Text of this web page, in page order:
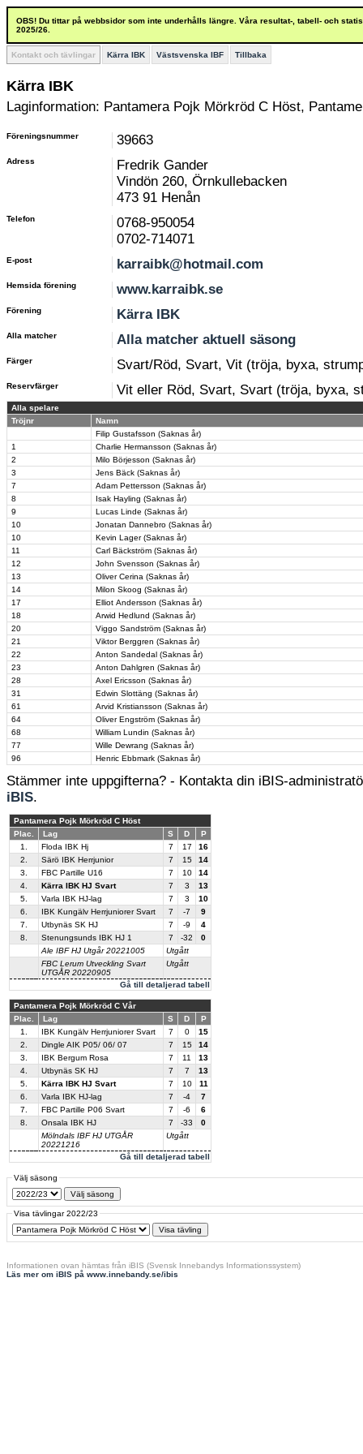
OBS! Du tittar på webbsidor som inte underhålls längre. Våra resultat-, tabell- och
2025/26.
Kontakt och tävlingar Kärra IBK Västsvenska IBF Tillbaka
Kärra IBK
Laginformation: Pantamera Pojk Mörkröd C Höst,
Föreningsnummer 39663
Adress
Fredrik Gander
Vindön 260, Örnkullebacken
473 91 Henån
Telefon
0768-950054
0702-714071
E-post karraibk@hotmail.com
Hemsida förening www.karraibk.se
Förening Kärra IBK
Alla matcher Alla matcher aktuell säsong
Färger Svart/Röd, Svart, Vit (tröja, byxa,
Reservfärger Vit eller Röd, Svart, Svart (tröja, byxa,
Alla spelare
Tröjnr
Namn
Filip Gustafsson (Saknas år)
1
Charlie Hermansson (Saknas år)
2
Milo Börjesson (Saknas år)
3
Jens Bäck (Saknas år)
7
Adam Pettersson (Saknas år)
8
Isak Hayling (Saknas år)
9
Lucas Linde (Saknas år)
10
Jonatan Dannebro (Saknas år)
10
Kevin Lager (Saknas år)
11
Carl Bäckström (Saknas år)
12
John Svensson (Saknas år)
13
Oliver Cerina (Saknas år)
14
Milon Skoog (Saknas år)
17
Elliot Andersson (Saknas år)
18
Arwid Hedlund (Saknas år)
20
Viggo Sandström (Saknas år)
21
Viktor Berggren (Saknas år)
22
Anton Sandedal (Saknas år)
23
Anton Dahlgren (Saknas år)
28
Axel Ericsson (Saknas år)
31
Edwin Slottäng (Saknas år)
61
Arvid Kristiansson (Saknas år)
64
Oliver Engström (Saknas år)
68
William Lundin (Saknas år)
77
Wille Dewrang (Saknas år)
96
Henric Ebbmark (Saknas år)
Stämmer inte uppgifterna? - Kontakta din iBIS-
iBIS.
Pantamera Pojk Mörkröd C Höst
Plac.
Lag S D P
Gå till detaljerad tabell
1. Floda IBK Hj 7 17
16
2.
Särö IBK Herrjunior 7 15
14
3.
FBC Partille U16 7 10
14
4.
Kärra IBK HJ Svart 7 3
13
5.
Varla IBK HJ-lag 7 3
10
6.
IBK Kungälv Herrjuniorer Svart 7 -7
9
7.
Utbynäs SK HJ 7 -9
4
8.
Stenungsunds IBK HJ 1 7 -32
0
Ale IBF HJ Utgår 20221005
Utgått
FBC Lerum Utveckling Svart
UTGÅR 20220905
Utgått
Pantamera Pojk Mörkröd C Vår
Plac.
Lag S D P
Gå till detaljerad tabell
1. IBK Kungälv Herrjuniorer Svart 7 0
15
2.
Dingle AIK P05/ 06/ 07 7 15
14
3.
IBK Bergum Rosa 7 11
13
4.
Utbynäs SK HJ 7 7
13
5.
Kärra IBK HJ Svart 7 10
11
6.
Varla IBK HJ-lag 7 -4
7
7.
FBC Partille P06 Svart 7 -6
6
8.
Onsala IBK HJ 7 -33
0
Mölndals IBF HJ UTGÅR
20221216
Utgått
Välj säsong
Visa tävlingar 2022/23
Informationen ovan hämtas från iBIS (Svensk Innebandys Informationssystem)
Läs mer om iBIS på www.innebandy.se/ibis